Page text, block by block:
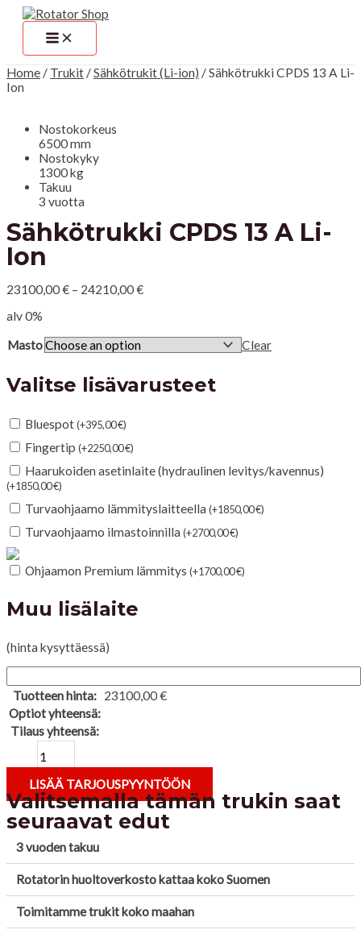
Siirry
sisältöönMENU
Home / Trukit /Sähkötrukit (Li-ion) / Sähkötrukki CPDS 13 A Li-
Ion
Nostokorkeus
6500 mm
Nostokyky
1300 kg
Takuu
3 vuotta
Sähkötrukki CPDS 13 A Li-
Ion
23100,00€ – 24210,00€
alv 0%
Masto
Clear
Valitse lisävarusteet
Bluespot(+395,00€)
Fingertip (+2250,00€)
Haarukoiden asetinlaite (hydraulinen levitys/kavennus)
(+1850,00€)
Turvaohjaamo lämmityslaitteella (+1850,00€)
Turvaohjaamo ilmastoinnilla (+2700,00€)
Ohjaamon Premium lämmitys (+1700,00€)
Muu lisälaite
(hinta kysyttäessä)
Tuotteen hinta: 23100,00€
Optiot yhteensä:
Tilaus yhteensä:
Sähkötrukki
CPDS
Ion
quantity
LISÄÄ TARJOUSPYYNTÖÖN
Valitsemalla tämän trukin saat
seuraavat edut
3 vuoden takuu
Rotatorin huoltoverkosto kattaa koko Suomen
Toimitamme trukit koko maahan